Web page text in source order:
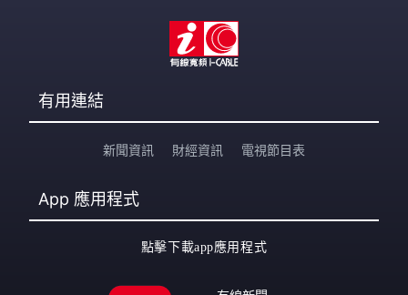
有用連結
新聞資訊 財經資訊 電視節目表
App 應用程式
點擊下載app應用程式